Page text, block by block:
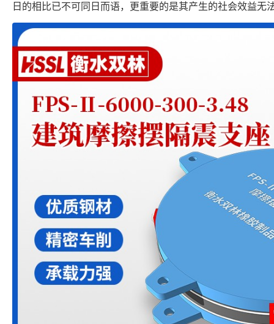
日的相比已不可同日而语，更重要的是其产生的社会效益无